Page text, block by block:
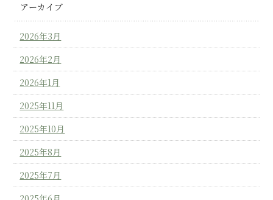
アーカイブ
2026年3月
2026年2月
2026年1月
2025年11月
2025年10月
2025年8月
2025年7月